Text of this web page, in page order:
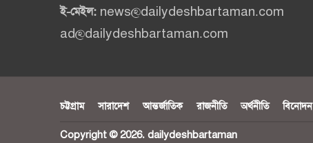
ই-মেইল: news@dailydeshbartaman.com
ad@dailydeshbartaman.com
চট্টগ্রাম সারাদেশ আন্তর্জাতিক রাজনীতি অর্থনীতি বিনোদন
Copyright © 2026. dailydeshbartaman